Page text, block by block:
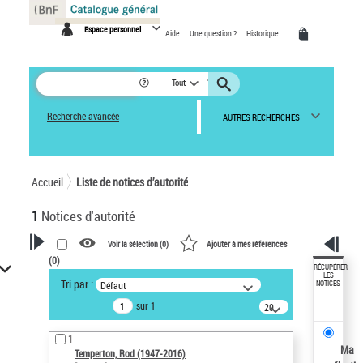
Espace personnel Aide Une question ? Historique
Tout
Recherche avancée AUTRES RECHERCHES
Accueil Liste de notices d’autorité
1 Notices d'autorité
VOTRE RECHERCHE
Recherche avancée dans les
notices d’autorité
Œuvres liées à l'auteur :
Temperton, Rod (1947-2016)
Voir la sélection (0) Ajouter à mes références
(0)
Tri par : Défaut
sur 1
20
résultats/page
1
Temperton, Rod (1947-2016)
RÉCUPÉRER
LES
NOTICES
Ma
Panneau de gestion des cookies